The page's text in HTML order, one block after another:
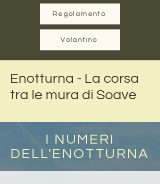
Regolamento
Volantino
Enotturna - La corsa
tra le mura di Soave
I NUMERI
DELL'ENOTTURNA